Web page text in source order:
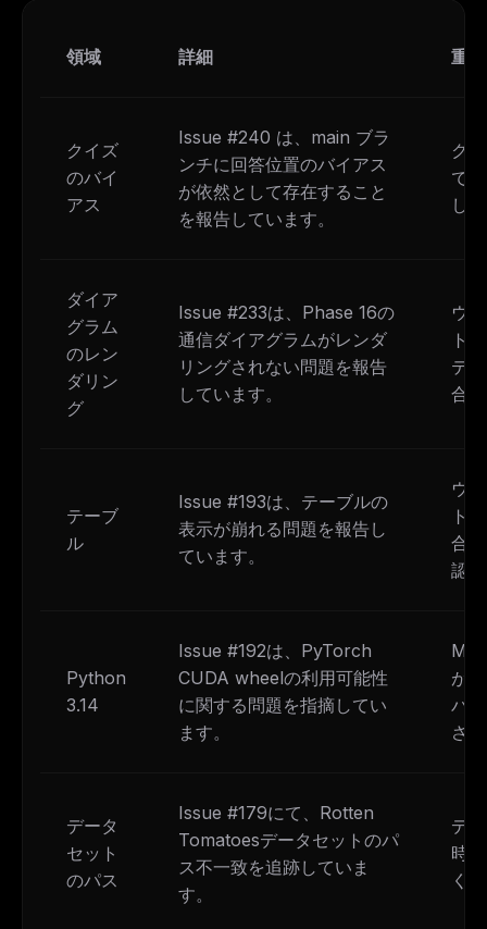
領域 詳細 重
クイズ
のバイ
アス
Issue #240 は、main ブラ
ンチに回答位置のバイアス
が依然として存在すること
を報告しています。
ク
で
し
ダイア
グラム
のレン
ダリン
グ
Issue #233は、Phase 16の
通信ダイアグラムがレンダ
リングされない問題を報告
しています。
ウ
ト
テ
合
テーブ
ル
Issue #193は、テーブルの
表示が崩れる問題を報告し
ています。
ウ
ト
合
認
Python
3.14
Issue #192は、PyTorch
CUDA wheelの利用可能性
に関する問題を指摘してい
ます。
ML
が
バ
さ
データ
セット
のパス
Issue #179にて、Rotten
Tomatoesデータセットのパ
ス不一致を追跡していま
す。
デ
時
く